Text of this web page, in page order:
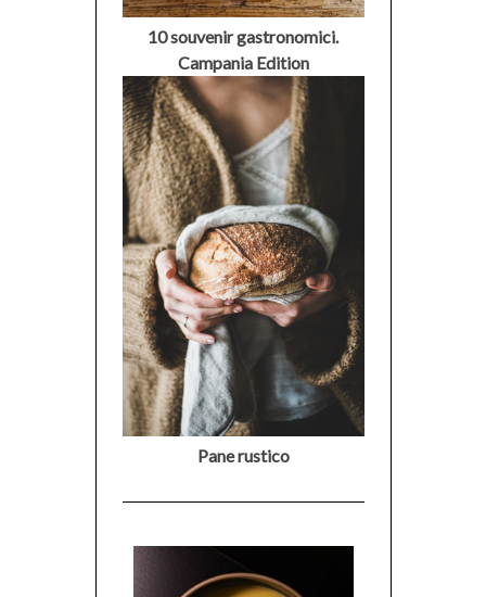
10 souvenir gastronomici.
Campania Edition
Pane rustico